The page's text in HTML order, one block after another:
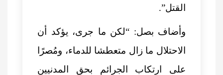
القتل”.
وأضاف بصل: “لكن ما جرى، يؤكد أن
الاحتلال ما زال متعطشا للدماء، ومُصرًا
على ارتكاب الجرائم بحق المدنيين